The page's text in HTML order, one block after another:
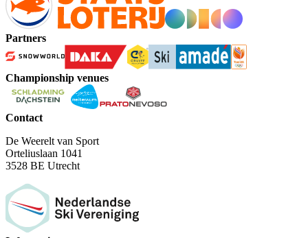
Partners
Championship venues
Contact
De Weerelt van Sport
Orteliuslaan 1041
3528 BE Utrecht